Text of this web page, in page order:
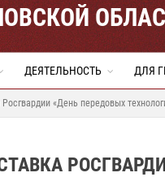
ДЕЯТЕЛЬНОСТЬ ДЛЯ
«День передовых